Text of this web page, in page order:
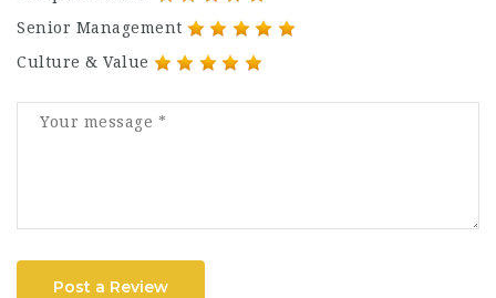
Senior Management
Culture & Value
Post a Review